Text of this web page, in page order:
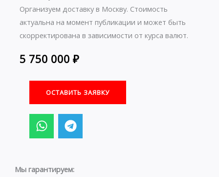
Организуем доставку в Москву. Стоимость
актуальна на момент публикации и может быть
скорректирована в зависимости от курса валют.
5 750 000 ₽
ОСТАВИТЬ ЗАЯВКУ
W
h
a
s
T
e
l
g
Мы гарантируем: